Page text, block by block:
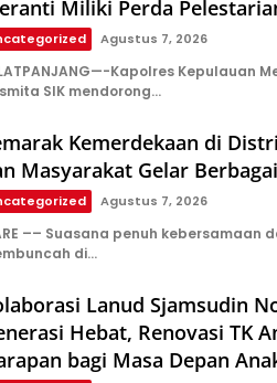
Miliki Perda
Agustus 7, 2026
Kapolres Kepulauan
SIK mendorong…
Kemerdekaan di
Masyarakat Gelar
Agustus 7, 2026
–– Suasana penuh kebersamaan
di…
Lanud Sjamsudin
Hebat, Renovasi TK
bagi Masa Depan